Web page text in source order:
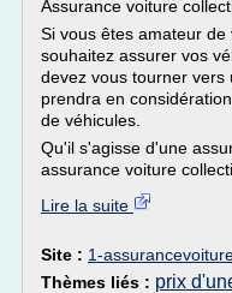
Assurance voiture
Si vous êtes amateur
souhaitez assurer vos
devez vous tourner vers
prendra en
de véhicules.
Qu'il s'agisse d'une
assurance voiture
Lire la suite
Site : 1-
Thèmes liés : prix